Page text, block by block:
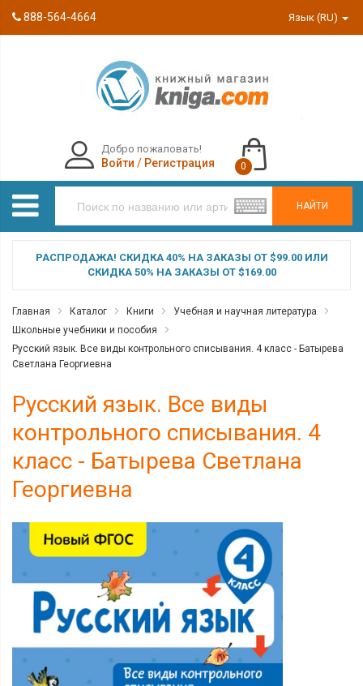
888-564-4664 Язык (RU)
НАЙТИ
Добро пожаловать!
Войти / Регистрация 0
РАСПРОДАЖА! СКИДКА 40% НА ЗАКАЗЫ ОТ $99.00 ИЛИ
СКИДКА 50% НА ЗАКАЗЫ ОТ $169.00
Главная Каталог Книги
Учебная и научная литература
Школьные учебники и пособия
Русский язык. Все виды контрольного списывания. 4 класс - Батырева
Светлана Георгиевна
Русский язык. Все виды
контрольного списывания. 4
класс - Батырева Светлана
Георгиевна